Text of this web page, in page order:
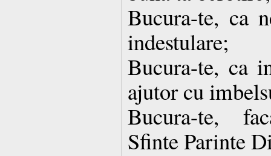
Bucura-te, ca
indestulare;
Bucura-te, ca
ajutor cu
Bucura-te,
Sfinte Parinte